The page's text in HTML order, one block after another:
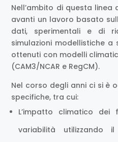
Nell’ambito di questa linea
avanti un lavoro basato
dati, sperimentali e di
simulazioni modellistiche
ottenuti con modelli
(CAM3/NCAR e RegCM).
Nel corso degli anni ci si è
specifiche, tra cui:
L’impatto climatico
variabilità utilizzando